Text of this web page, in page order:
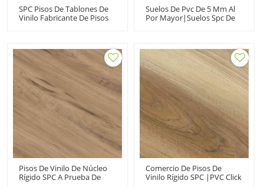
SPC Pisos De Tablones De
Vinilo Fabricante De Pisos
Durabilidad Rendimiento
Extremo UCL 8025
Suelos De Pvc De 5 Mm Al
Por Mayor|suelos Spc De
Doméstico
Pisos De Vinilo De Núcleo
Rígido SPC A Prueba De
Comercio De Pisos De
Vinilo Rígido SPC |PVC Click